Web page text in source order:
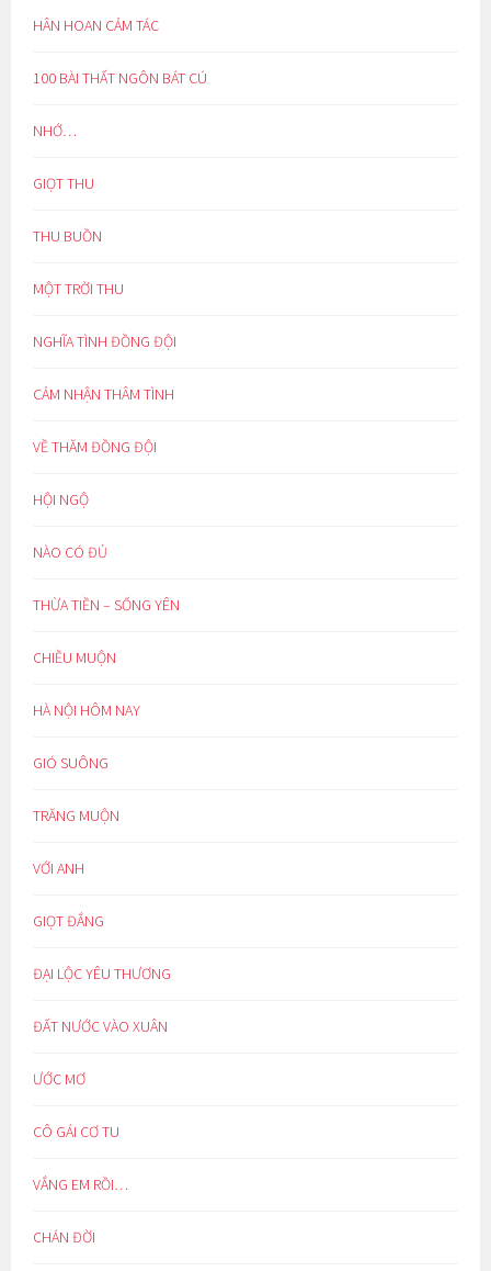
HÂN HOAN CẢM TÁC
100 BÀI THẤT NGÔN BÁT CÚ
NHỚ…
GIỌT THU
THU BUỒN
MỘT TRỜI THU
NGHĨA TÌNH ĐỒNG ĐỘI
CẢM NHẬN THÂM TÌNH
VỀ THĂM ĐỒNG ĐỘI
HỘI NGỘ
NÀO CÓ ĐỦ
THỪA TIỀN – SỐNG YÊN
CHIỀU MUỘN
HÀ NỘI HÔM NAY
GIÓ SUÔNG
TRĂNG MUỘN
VỚI ANH
GIỌT ĐẮNG
ĐẠI LỘC YÊU THƯƠNG
ĐẤT NƯỚC VÀO XUÂN
ƯỚC MƠ
CÔ GÁI CƠ TU
VẮNG EM RỒI…
CHÁN ĐỜI